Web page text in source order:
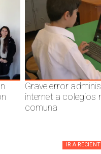
Grave error
internet a colegios
comuna
IR A